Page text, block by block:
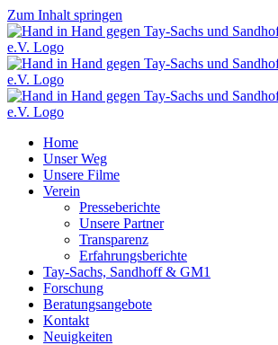
Zum Inhalt springen
Home
Unser Weg
Unsere Filme
Verein
Presseberichte
Unsere Partner
Transparenz
Erfahrungsberichte
Tay-Sachs, Sandhoff & GM1
Forschung
Beratungsangebote
Kontakt
Neuigkeiten